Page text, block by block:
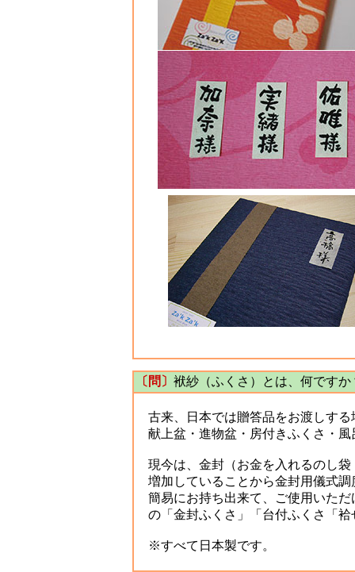
〔問〕 袱紗（ふくさ）とは、何ですか
古来、日本では贈答品をお渡しす
献上盆・進物盆・房付きふくさ・風
現今は、金封（お金を入れるのし袋
増加していることから金封用儀式調
簡易にお持ち出来て、ご使用いた
の「金封ふくさ」「台付ふくさ「
※すべて日本製です。